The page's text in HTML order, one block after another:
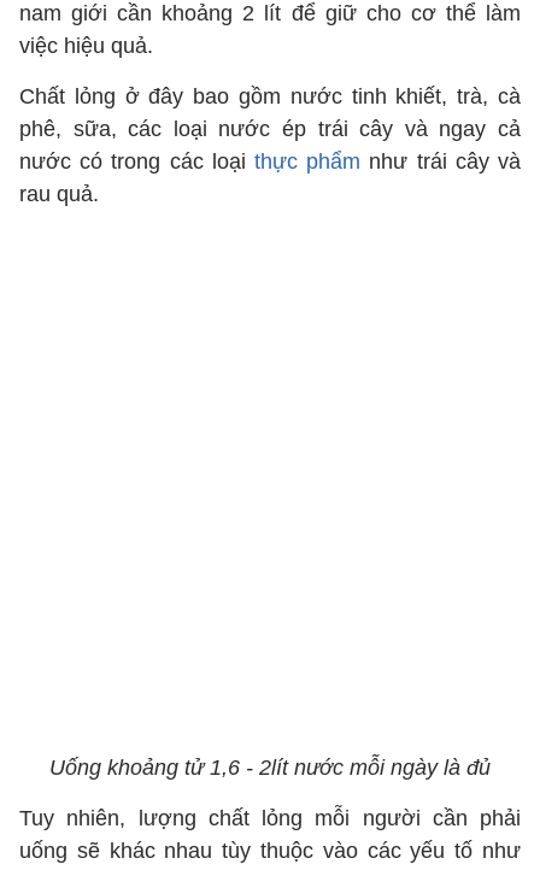
nam giới cần khoảng 2 lít để giữ cho cơ thể làm
việc hiệu quả.
Chất lỏng ở đây bao gồm nước tinh khiết, trà, cà
phê, sữa, các loại nước ép trái cây và ngay cả
nước có trong các loại thực phẩm như trái cây và
rau quả.
Uống khoảng tử 1,6 - 2lít nước mỗi ngày là đủ
Tuy nhiên, lượng chất lỏng mỗi người cần phải
uống sẽ khác nhau tùy thuộc vào các yếu tố như